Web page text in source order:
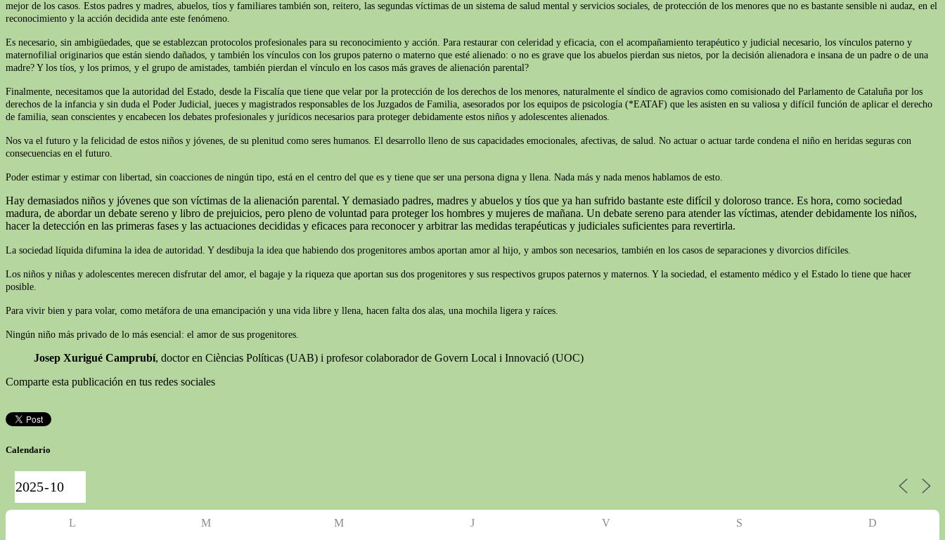
mejor de los casos. Estos padres y madres, abuelos, tíos y familiares también son, reitero, las segundas víctimas de un sistema de salud mental y servicios sociales, de protección de los menores que no es bastante sensible ni audaz, en el
reconocimiento y la acción decidida ante este fenómeno.
Es necesario, sin ambigüedades, que se establezcan protocolos profesionales para su reconocimiento y acción. Para restaurar con celeridad y eficacia, con el acompañamiento terapéutico y judicial necesario, los vínculos paterno y
maternofilial originarios que están siendo dañados, y también los vínculos con los grupos paterno o materno que esté alienado: o no es grave que los abuelos pierdan sus nietos, por la decisión alienadora e insana de un padre o de una
madre? Y los tíos, y los primos, y el grupo de amistades, también pierdan el vínculo en los casos más graves de alienación parental?
Finalmente, necesitamos que la autoridad del Estado, desde la Fiscalía que tiene que velar por la protección de los derechos de los menores, naturalmente el síndico de agravios como comisionado del Parlamento de Cataluña por los
derechos de la infancia y sin duda el Poder Judicial, jueces y magistrados responsables de los Juzgados de Familia, asesorados por los equipos de psicología (*EATAF) que les asisten en su valiosa y difícil función de aplicar el derecho
de familia, sean conscientes y encabecen los debates profesionales y jurídicos necesarios para proteger debidamente estos niños y adolescentes alienados.
Nos va el futuro y la felicidad de estos niños y jóvenes, de su plenitud como seres humanos. El desarrollo lleno de sus capacidades emocionales, afectivas, de salud. No actuar o actuar tarde condena el niño en heridas seguras con
consecuencias en el futuro.
Poder estimar y estimar con libertad, sin coacciones de ningún tipo, está en el centro del que es y tiene que ser una persona digna y llena. Nada más y nada menos hablamos de esto.
Hay demasiados niños y jóvenes que son víctimas de la alienación parental. Y demasiado padres, madres y abuelos y tíos que ya han sufrido bastante este difícil y doloroso trance. Es hora, como sociedad
madura, de abordar un debate sereno y libro de prejuicios, pero pleno de voluntad para proteger los hombres y mujeres de mañana. Un debate sereno para atender las víctimas, atender debidamente los niños,
hacer la detección en las primeras fases y las actuaciones decididas y eficaces para reconocer y arbitrar las medidas terapéuticas y judiciales suficientes para revertirla.
La sociedad líquida difumina la idea de autoridad. Y desdibuja la idea que habiendo dos progenitores ambos aportan amor al hijo, y ambos son necesarios, también en los casos de separaciones y divorcios difíciles.
Los niños y niñas y adolescentes merecen disfrutar del amor, el bagaje y la riqueza que aportan sus dos progenitores y sus respectivos grupos paternos y maternos. Y la sociedad, el estamento médico y el Estado lo tiene que hacer
posible.
Para vivir bien y para volar, como metáfora de una emancipación y una vida libre y llena, hacen falta dos alas, una mochila ligera y raíces.
Ningún niño más privado de lo más esencial: el amor de sus progenitores.
Josep Xurigué Camprubí, doctor en Cièncias Políticas (UAB) i profesor colaborador de Govern Local i Innovació (UOC)
Comparte esta publicación en tus redes sociales
Calendario
L M M J V S D